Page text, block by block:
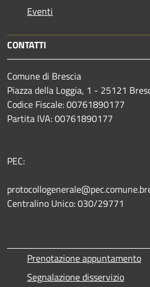
Eventi
CONTATTI
Comune di Brescia
Piazza della Loggia, 1 - 25121
Codice Fiscale: 00761890177
Partita IVA: 00761890177
PEC:
Centralino Unico: 030/29771
Prenotazione appuntamento
Segnalazione disservizio